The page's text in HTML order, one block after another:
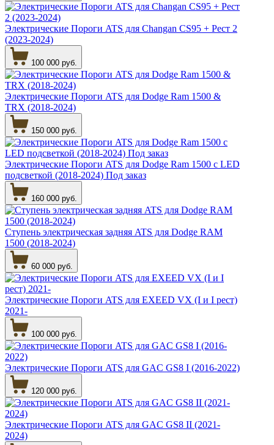
Электрические Пороги ATS для Changan CS95 + Рест 2
(2023-2024)
100 000 руб.
Электрические Пороги ATS для Dodge Ram 1500 &
TRX (2018-2024)
150 000 руб.
Электрические Пороги ATS для Dodge Ram 1500 c LED
подсветкой (2018-2024) Под заказ
160 000 руб.
Ступень электрическая задняя ATS для Dodge RAM
1500 (2018-2024)
60 000 руб.
Электрические Пороги ATS для EXEED VX (I и I рест)
2021-
100 000 руб.
Электрические Пороги ATS для GAC GS8 I (2016-2022)
120 000 руб.
Электрические Пороги ATS для GAC GS8 II (2021-
2024)